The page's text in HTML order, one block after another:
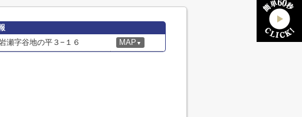
瀬字谷地の平３−１６ MAP ▼